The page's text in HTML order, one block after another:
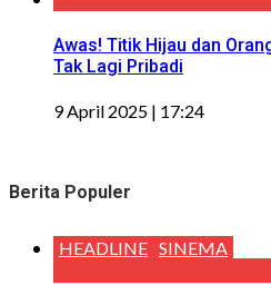
Awas! Titik Hijau dan
Tak Lagi Pribadi
9 April 2025 | 17:24
Berita Populer
HEADLINE SINEMA